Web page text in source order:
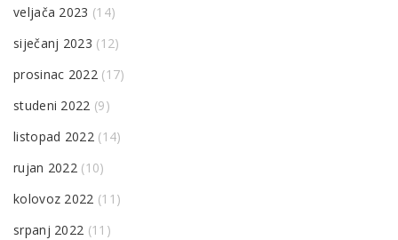
veljača 2023 (14)
siječanj 2023 (12)
prosinac 2022(17)
studeni 2022 (9)
listopad 2022(14)
rujan 2022 (10)
kolovoz 2022 (11)
srpanj 2022 (11)